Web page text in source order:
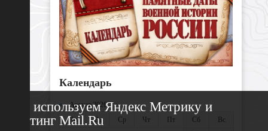
Календарь
«Август 2026 »
Пн
Вт Ср Чт Пт Сб
Вс
Мы используем Яндекс Метрику и
Рейтинг Mail.Ru